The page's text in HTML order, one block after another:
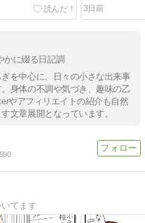
3日前
かに綴る日記調
を中心に、日々の小さな出来事
身体の不調や気づき、趣味の乙
やアフィリエイトの紹介も自然
文章展開となっています。
てます